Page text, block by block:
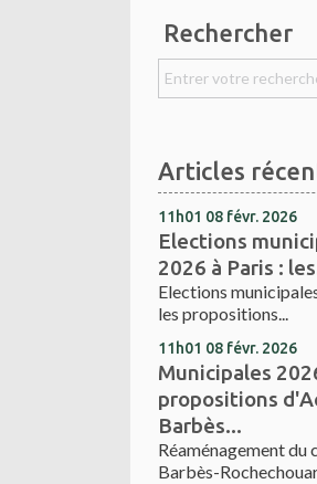
Rechercher
Articles
11h01 08 févr. 2026
Elections
2026 à Paris :
Elections
les propositions...
11h01 08 févr. 2026
Municipales
propositions
Barbès...
Réaménagement du
Barbès-